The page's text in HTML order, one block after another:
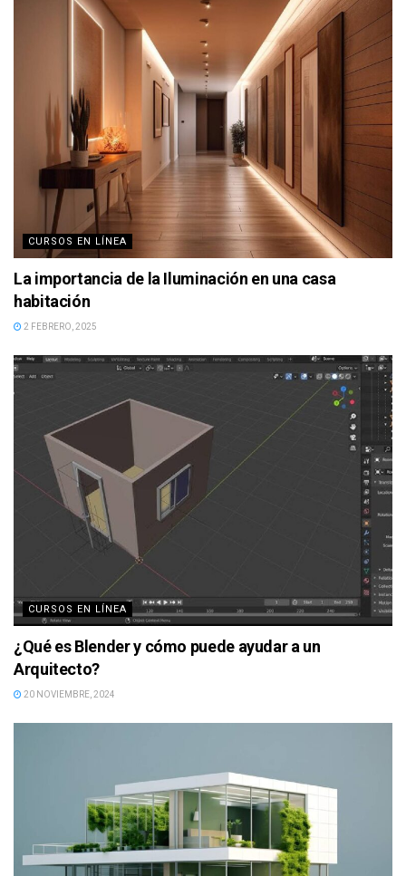
CURSOS EN LÍNEA
La importancia de la Iluminación en una casa
habitación
2 FEBRERO, 2025
CURSOS EN LÍNEA
¿Qué es Blender y cómo puede ayudar a un
Arquitecto?
20 NOVIEMBRE, 2024